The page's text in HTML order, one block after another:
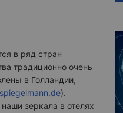
в ряд стран
традиционно очень
в Голландии,
).
зеркала в отелях